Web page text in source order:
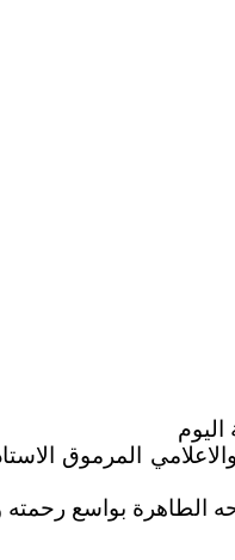
المرموق
الطاهرة بواسع